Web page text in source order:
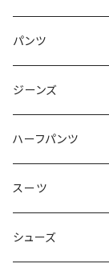
50/XL～
48/L
50/XL～
46/M
48/L
50/XL～
～44/S
46/M
48/L
50/XL～
パンツ
～44/S
46/M
48/L
50/XL～
ジーンズ
～44/S
46/M
48/L
ハーフパンツ
～44/S
46/M
スーツ
～44/S
シューズ